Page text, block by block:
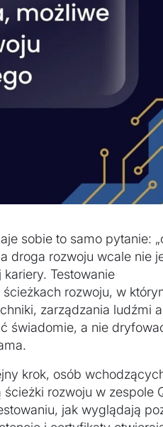
sobie to samo pytanie:
droga rozwoju wcale nie
Testowanie
rozwoju, w
zarządzania ludźmi
świadomie, a nie
krok, osób
rozwoju w zespole
jak wyglądają